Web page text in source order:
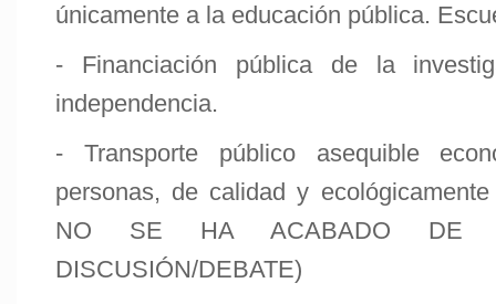
únicamente a la educación pública.
- Financiación pública de la
independencia.
- Transporte público asequible
personas, de calidad y
NO SE HA ACABADO DE
DISCUSIÓN/DEBATE)